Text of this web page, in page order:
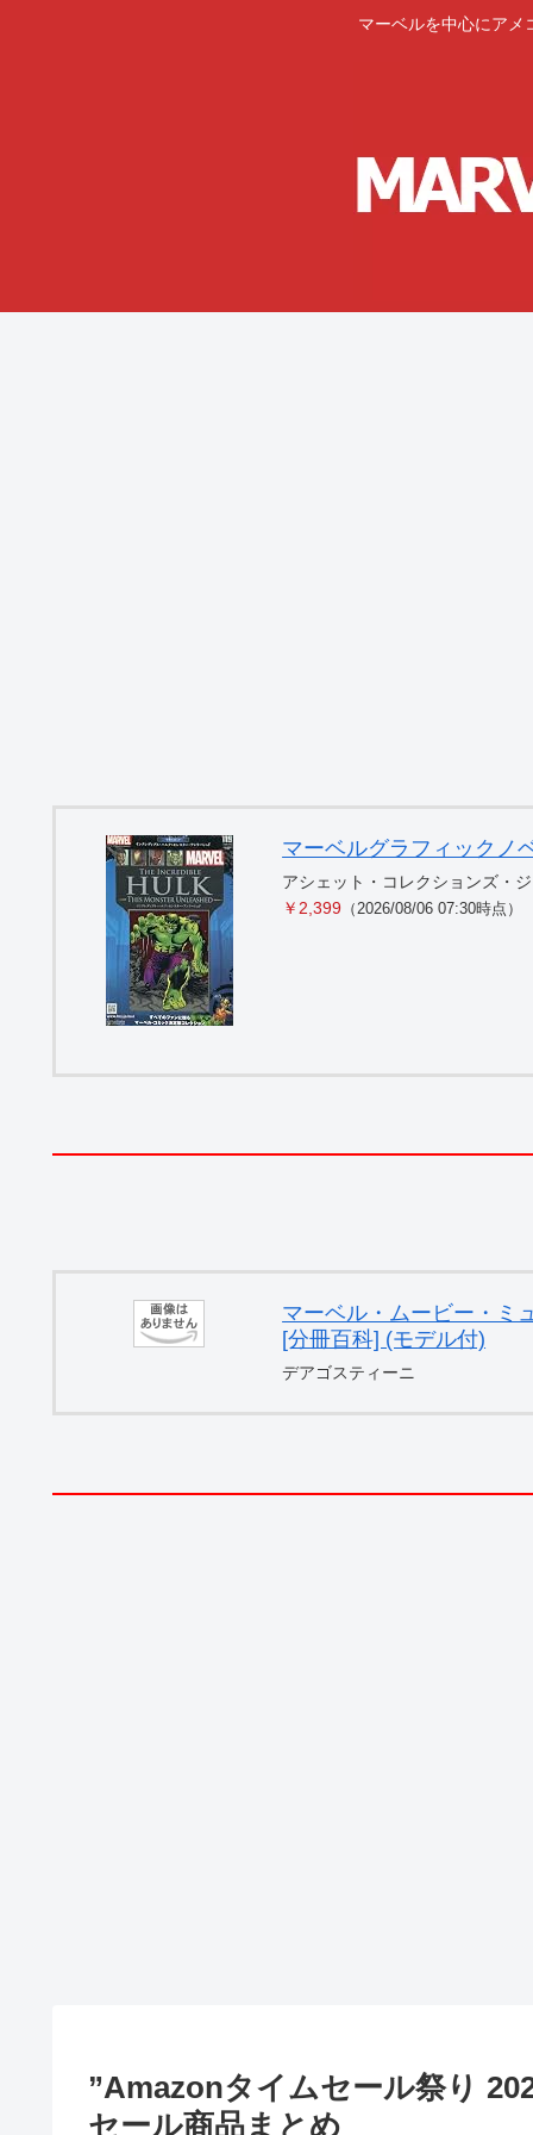
マーベルを中心にアメ
マーベルグラフィックノ
アシェット・コレクションズ・
￥2,399 （2026/08/06 07:30時点）
マーベル・ムービー・ミ
[分冊百科] (モデル付)
デアゴスティーニ
”Amazonタイムセール祭り
セール商品まとめ